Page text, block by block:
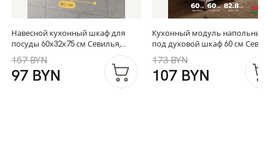
Навесной кухонный шкаф для
посуды 60х32х75 см Севилья,
кухонный модуль с дверью и
полкой, белый
157 BYN
97 BYN
Кухонный модуль напольный
под духовой шкаф 60 см
без столешницы, на ножках,
белый
173 BYN
107 BYN